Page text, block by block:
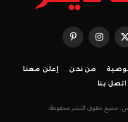
X
(Twitter)
الانستغرامبينتيريست
من نحن
إعلن معنا
اتصل بنا